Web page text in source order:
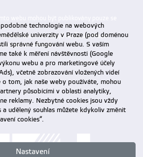
jelinekzdenek@tf.czu.cz
jindrap@tf.czu.cz
+420 224 383 153
osobních údajů na ČZU v Praze.
univerzita v Praze
technologie na webových
univerzity v Praze (pod doménou
správné fungování webu. S vaším
také k měření návštěvnosti (Google
webu a pro marketingové účely
včetně zobrazování vložených videí
o tom, jak naše weby používáte, mohou
působícími v oblasti analytiky,
reklamy. Nezbytné cookies jsou vždy
udělený souhlas můžete kdykoliv změnit
cookies“.
Nastavení